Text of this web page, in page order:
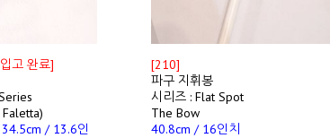
고 완료]
/ 13.6인
[210]
파구 지휘봉
시리즈 : Flat Spot
The Bow
40.8cm / 16인치